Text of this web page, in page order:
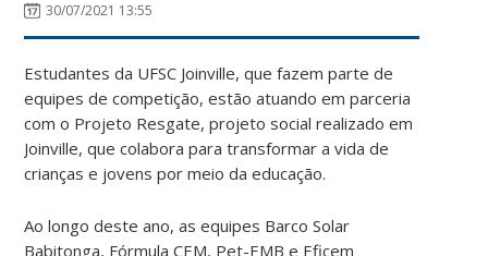
30/07/2021 13:55
Estudantes da UFSC Joinville, que fazem parte de
equipes de competição, estão atuando em parceria
com o Projeto Resgate, projeto social realizado em
Joinville, que colabora para transformar a vida de
crianças e jovens por meio da educação.
Ao longo deste ano, as equipes Barco Solar
Babitonga, Fórmula CEM, Pet-EMB e Eficem